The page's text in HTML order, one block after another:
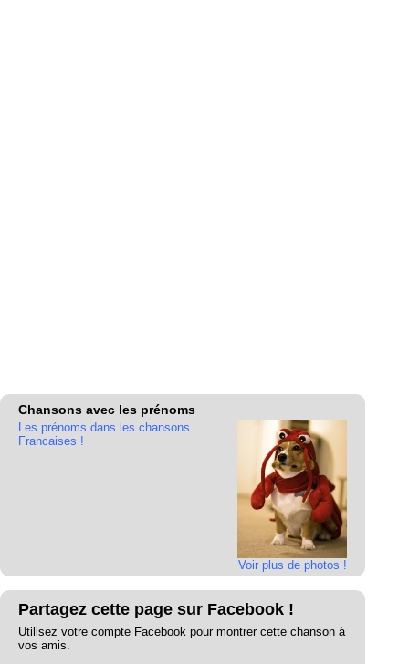
Chansons avec les prénoms
Voir plus de photos !
Les prénoms dans les chansons
Francaises !
Partagez cette page sur Facebook !
Utilisez votre compte Facebook pour montrer cette chanson à
vos amis.